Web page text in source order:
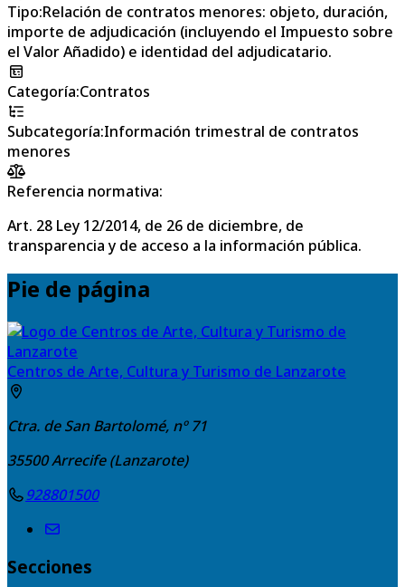
Tipo:Relación de contratos menores: objeto, duración,
importe de adjudicación (incluyendo el Impuesto sobre
el Valor Añadido) e identidad del adjudicatario.
Categoría:Contratos
Subcategoría:Información trimestral de contratos
menores
Referencia normativa:
Art. 28 Ley 12/2014, de 26 de diciembre, de
transparencia y de acceso a la información pública.
Pie de página
Centros de Arte, Cultura y Turismo de Lanzarote
Ctra. de San Bartolomé, nº 71
35500Arrecife (Lanzarote)
928801500
Secciones